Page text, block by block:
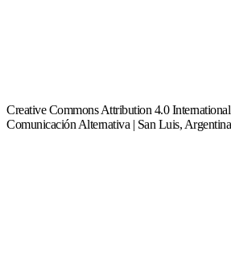
Creative Commons Attribution 4.0
Comunicación Alternativa | San Luis,